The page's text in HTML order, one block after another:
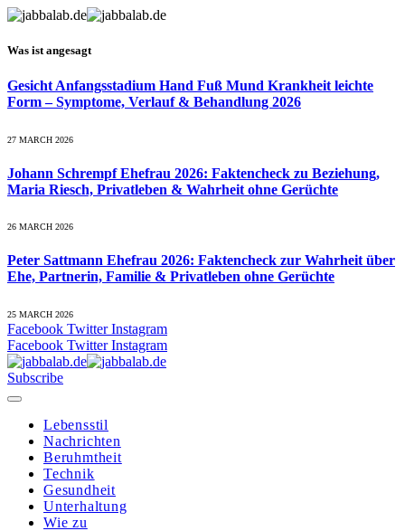
Was ist angesagt
Gesicht Anfangsstadium Hand Fuß Mund Krankheit leichte
Form – Symptome, Verlauf & Behandlung 2026
27 MARCH 2026
Johann Schrempf Ehefrau 2026: Faktencheck zu Beziehung,
Maria Riesch, Privatleben & Wahrheit ohne Gerüchte
26 MARCH 2026
Peter Sattmann Ehefrau 2026: Faktencheck zur Wahrheit über
Ehe, Partnerin, Familie & Privatleben ohne Gerüchte
25 MARCH 2026
Facebook Twitter Instagram
Facebook Twitter Instagram
Subscribe
Lebensstil
Nachrichten
Beruhmtheit
Technik
Gesundheit
Unterhaltung
Wie zu